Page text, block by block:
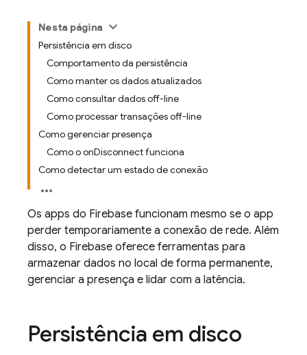
Nesta página
Persistência em disco
Comportamento da persistência
Como manter os dados atualizados
Como consultar dados off-line
Como processar transações off-line
Como gerenciar presença
Como o onDisconnect funciona
Como detectar um estado de conexão
Os apps do Firebase funcionam mesmo se o app
perder temporariamente a conexão de rede. Além
disso, o Firebase oferece ferramentas para
armazenar dados no local de forma permanente,
gerenciar a presença e lidar com a latência.
Persistência em disco